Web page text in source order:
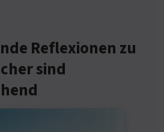
Reflexionen zu
sind